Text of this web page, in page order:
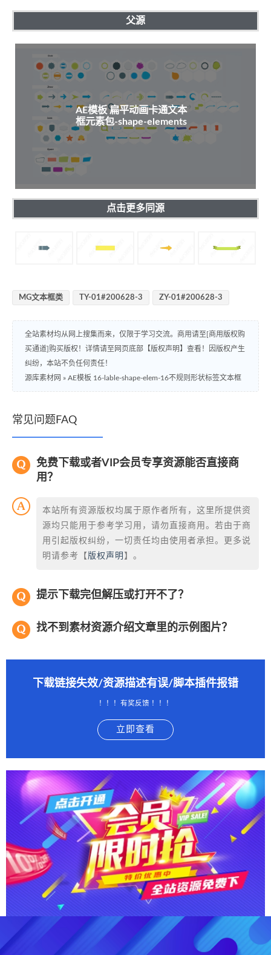
父源
AE模板 扁平动画卡通文本
框元素包-shape-elements
点击更多同源
MG文本框类 TY-01#200628-3 ZY-01#200628-3
全站素材均从网上搜集而来，仅限于学习交流。商用请至[商用版权购
买通道]购买版权！详情请至网页底部【版权声明】查看！因版权产生
纠纷，本站不负任何责任！
源库素材网 » AE模板 16-lable-shape-elem-16不规则形状标签文本框
常见问题FAQ
免费下载或者VIP会员专享资源能否直接商
用？
本站所有资源版权均属于原作者所有，这里所提供资
源均只能用于参考学习用，请勿直接商用。若由于商
用引起版权纠纷，一切责任均由使用者承担。更多说
明请参考【 版权声明 】。
提示下载完但解压或打开不了？
找不到素材资源介绍文章里的示例图片？
下载链接失效/资源描述有误/脚本插件报错
！！！有奖反馈 ！！！
立即查看